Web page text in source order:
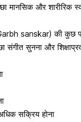
मानसिक और शारीरिक
sanskar) की कुछ
संगीत सुनना और
सक्रिय होना